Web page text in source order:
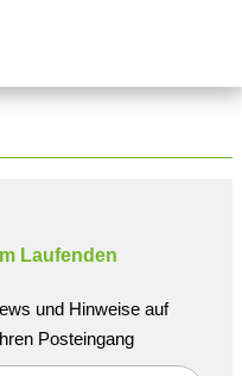
finden.
Laufenden
und Hinweise auf
Posteingang